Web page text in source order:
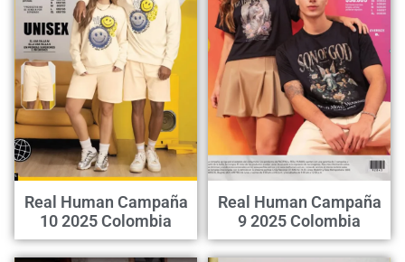
Real Human Campaña
10 2025 Colombia
Real Human Campaña
9 2025 Colombia